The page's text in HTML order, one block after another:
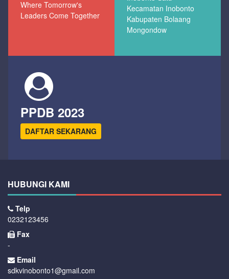
Where Tomorrow's
Leaders Come Together
Kecamatan Inobonto
Kabupaten Bolaang
Mongondow
PPDB 2023
DAFTAR SEKARANG
HUBUNGI KAMI
Telp
0232123456
Fax
-
Email
sdkvinobonto1@gmail.com